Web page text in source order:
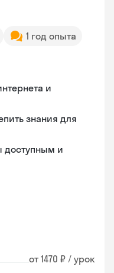
1 год опыта
и
знания для
доступным и
от 1470 ₽ / урок